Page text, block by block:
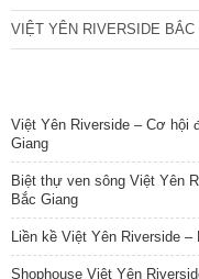
VIỆT YÊN RIVERSIDE BẮC
Việt Yên Riverside – Cơ hội
Giang
Biệt thự ven sông Việt Yên
Bắc Giang
Liền kề Việt Yên Riverside
Shophouse Việt Yên